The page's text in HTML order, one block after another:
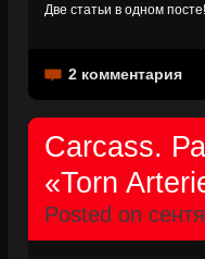
Две статьи в одном посте!
2 комментария
Carcass.
«Torn
Posted on